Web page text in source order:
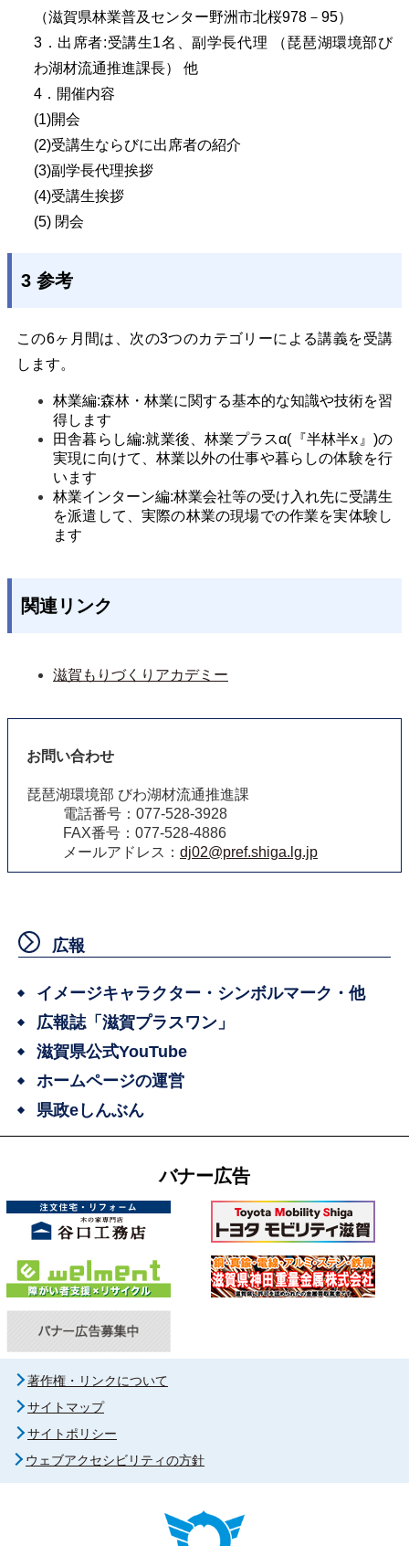
（滋賀県林業普及センター野洲市北桜978－95）
3．出席者:受講生1名、副学長代理 （琵琶湖環境部び
わ湖材流通推進課長） 他
4．開催内容
(1)開会
(2)受講生ならびに出席者の紹介
(3)副学長代理挨拶
(4)受講生挨拶
(5) 閉会
3 参考
この6ヶ月間は、次の3つのカテゴリーによる講義を受講
します。
林業編:森林・林業に関する基本的な知識や技術を習
得します
田舎暮らし編:就業後、林業プラスα(『半林半x』)の
実現に向けて、林業以外の仕事や暮らしの体験を行
います
林業インターン編:林業会社等の受け入れ先に受講生
を派遣して、実際の林業の現場での作業を実体験し
ます
関連リンク
滋賀もりづくりアカデミー
お問い合わせ
琵琶湖環境部 びわ湖材流通推進課
電話番号：077-528-3928
FAX番号：077-528-4886
メールアドレス： dj02@pref.shiga.lg.jp
広報
イメージキャラクター・シンボルマーク・他
広報誌「滋賀プラスワン」
滋賀県公式YouTube
ホームページの運営
県政eしんぶん
バナー広告
著作権・リンクについて
サイトマップ
サイトポリシー
ウェブアクセシビリティの方針